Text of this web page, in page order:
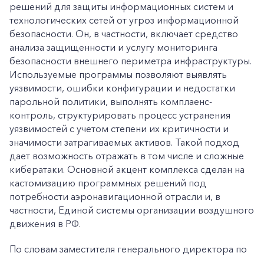
Заказать обратный звонок
решений для защиты информационных систем и
технологических сетей от угроз информационной
безопасности. Он, в частности, включает средство
анализа защищенности и услугу мониторинга
безопасности внешнего периметра инфраструктуры.
Используемые программы позволяют выявлять
уязвимости, ошибки конфигурации и недостатки
парольной политики, выполнять комплаенс-
контроль, структурировать процесс устранения
уязвимостей с учетом степени их критичности и
значимости затрагиваемых активов. Такой подход
дает возможность отражать в том числе и сложные
кибератаки. Основной акцент комплекса сделан на
кастомизацию программных решений под
потребности аэронавигационной отрасли и, в
частности, Единой системы организации воздушного
движения в РФ.
По словам заместителя генерального директора по